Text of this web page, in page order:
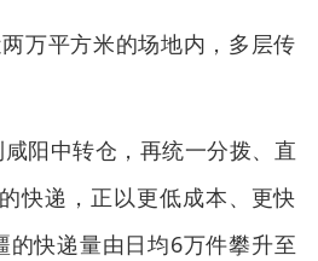
万平方米的场地内，多层传
阳中转仓，再统一分拨、直
快递，正以更低成本、更快
快递量由日均6万件攀升至